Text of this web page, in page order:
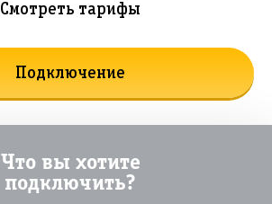
Смотреть тарифы
Подключение
Что вы хотите
подключить?